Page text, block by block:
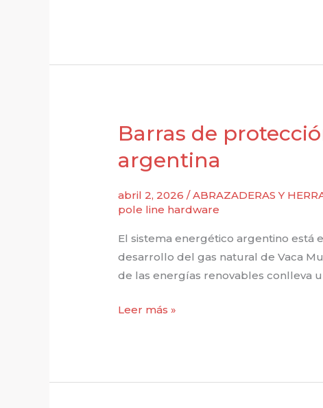
Argentina:
energía
solar
Barras de
argentina
abril 2, 2026/ABRAZADERAS Y
pole line hardware
El sistema energético argentino está
desarrollo del gas natural de Vaca
de las energías renovables conlleva
Barras
de
Leer más »